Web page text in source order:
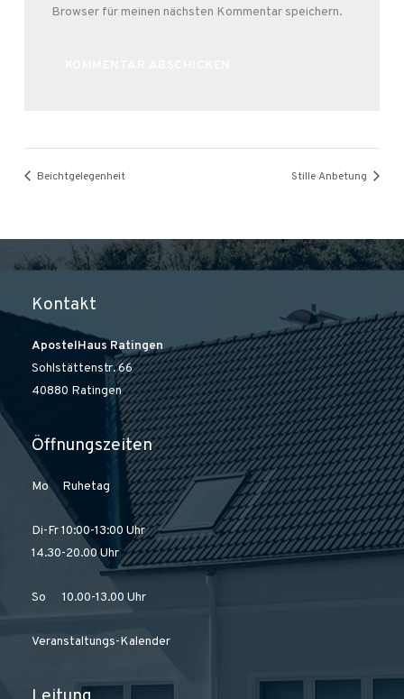
Browser für meinen nächsten Kommentar speichern.
Beichtgelegenheit Stille Anbetung
Kontakt
ApostelHaus Ratingen
Sohlstättenstr. 66
40880 Ratingen
Öffnungszeiten
Mo Ruhetag
Di-Fr 10:00-13:00 Uhr
14.30-20.00 Uhr
So 10.00-13.00 Uhr
Veranstaltungs-Kalender